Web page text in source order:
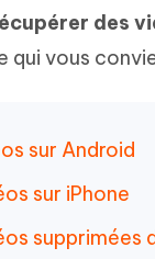
Pro APP
AI Diagrimo
des
vous
sur Android
sur iPhone
supprimées